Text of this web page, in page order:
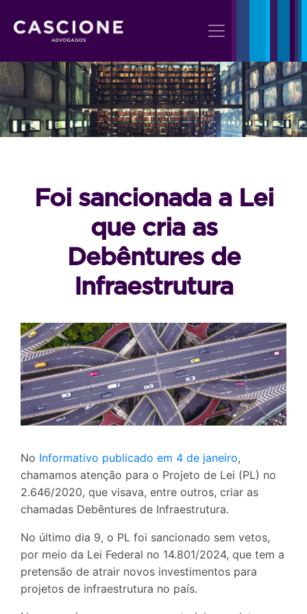
Foi sancionada a Lei
que cria as
Debêntures de
Infraestrutura
No Informativo publicado em 4 de janeiro,
chamamos atenção para o Projeto de Lei (PL) no
2.646/2020, que visava, entre outros, criar as
chamadas Debêntures de Infraestrutura.
No último dia 9, o PL foi sancionado sem vetos,
por meio da Lei Federal no 14.801/2024, que tem a
pretensão de atrair novos investimentos para
projetos de infraestrutura no país.